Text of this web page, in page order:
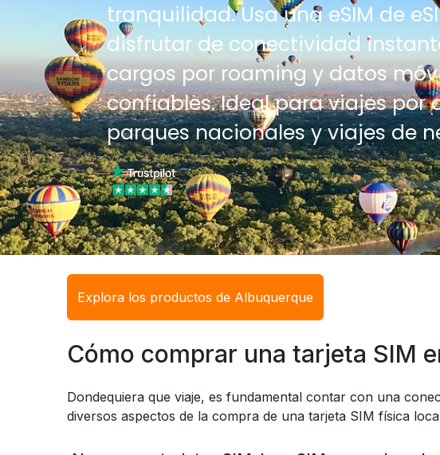
tranquilidad. Usa una eSIM de
disfrutar de conectividad
cargos por roaming y datos
confiables. Ideal para viajes por
parques nacionales y viajes de
Previous
Explora los productos de Albuquerque
Cómo comprar una tarjeta SIM
Dondequiera que viaje, es fundamental contar con una
diversos aspectos de la compra de una tarjeta SIM física